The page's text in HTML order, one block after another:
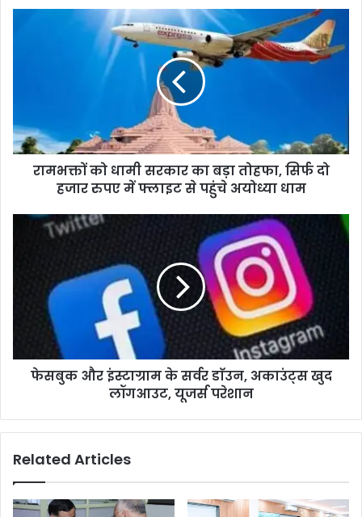
रामभक्तों को धामी सरकार का बड़ा तोहफा, सिर्फ दो
हजार रुपए में फ्लाइट से पहुंचे अयोध्या धाम
फेसबुक और इंस्टाग्राम के सर्वर डाॅउन, अकाउंट्स खुद
लॉगआउट, यूजर्स परेशान
Related Articles